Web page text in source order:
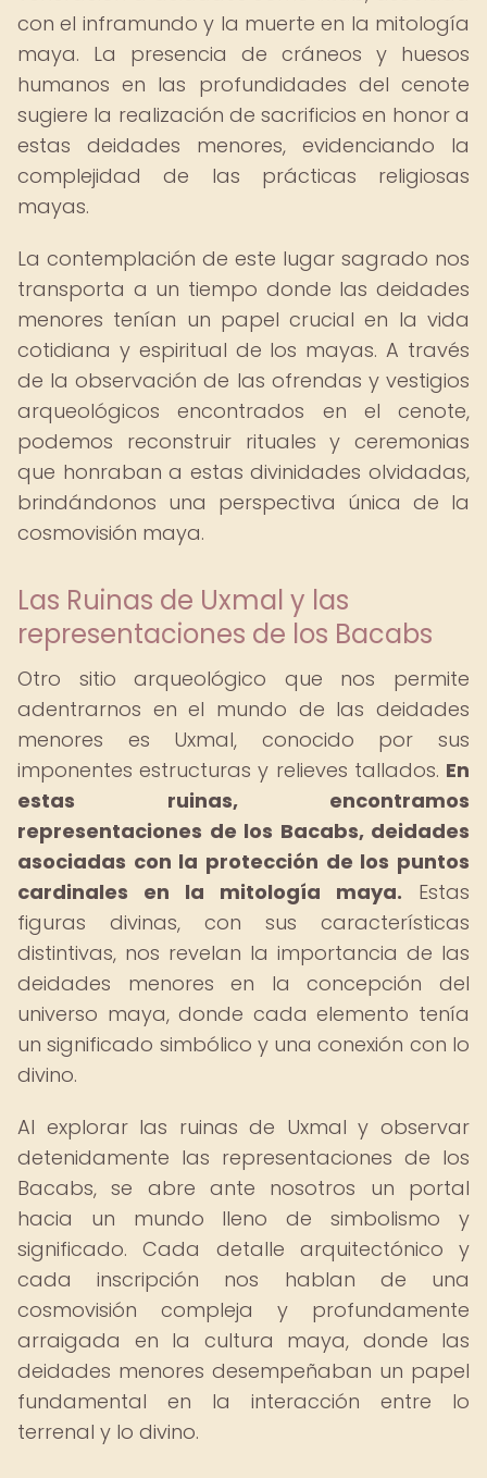
con el inframundo y la muerte en la mitología
maya. La presencia de cráneos y huesos
humanos en las profundidades del cenote
sugiere la realización de sacrificios en honor a
estas deidades menores, evidenciando la
complejidad de las prácticas religiosas
mayas.
La contemplación de este lugar sagrado nos
transporta a un tiempo donde las deidades
menores tenían un papel crucial en la vida
cotidiana y espiritual de los mayas. A través
de la observación de las ofrendas y vestigios
arqueológicos encontrados en el cenote,
podemos reconstruir rituales y ceremonias
que honraban a estas divinidades olvidadas,
brindándonos una perspectiva única de la
cosmovisión maya.
Las Ruinas de Uxmal y las
representaciones de los Bacabs
Otro sitio arqueológico que nos permite
adentrarnos en el mundo de las deidades
menores es Uxmal, conocido por sus
imponentes estructuras y relieves tallados. En
estas ruinas, encontramos
representaciones de los Bacabs, deidades
asociadas con la protección de los puntos
cardinales en la mitología maya. Estas
figuras divinas, con sus características
distintivas, nos revelan la importancia de las
deidades menores en la concepción del
universo maya, donde cada elemento tenía
un significado simbólico y una conexión con lo
divino.
Al explorar las ruinas de Uxmal y observar
detenidamente las representaciones de los
Bacabs, se abre ante nosotros un portal
hacia un mundo lleno de simbolismo y
significado. Cada detalle arquitectónico y
cada inscripción nos hablan de una
cosmovisión compleja y profundamente
arraigada en la cultura maya, donde las
deidades menores desempeñaban un papel
fundamental en la interacción entre lo
terrenal y lo divino.